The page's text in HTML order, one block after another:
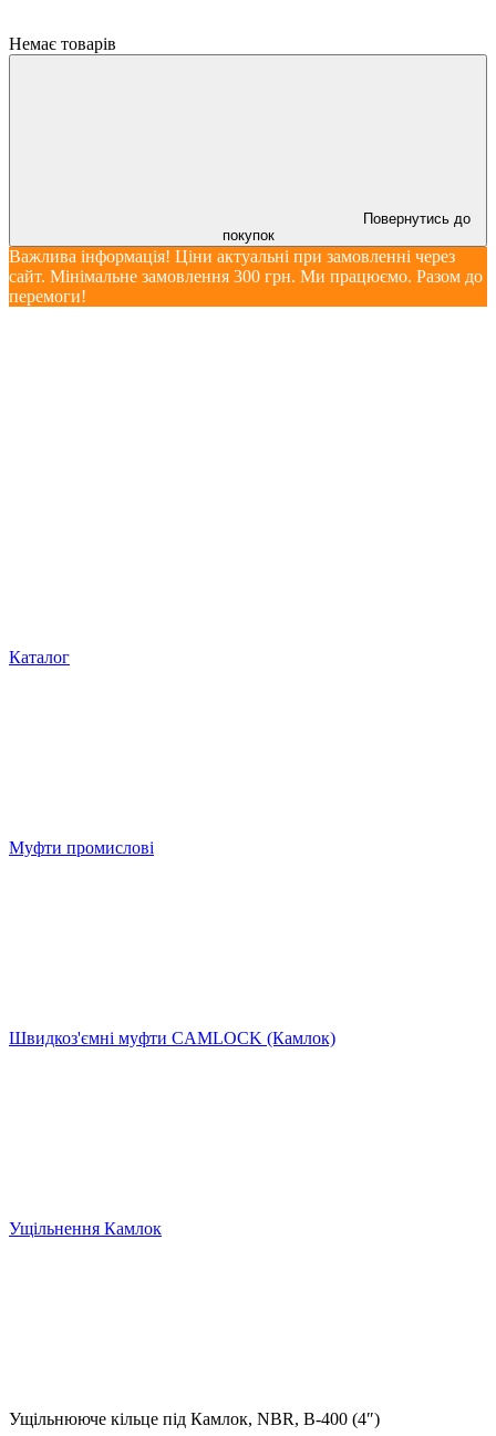
Немає товарів
Повернутись до
покупок
Важлива інформація! Ціни актуальні при замовленні через
сайт. Мінімальне замовлення 300 грн. Ми працюємо. Разом до
перемоги!
Каталог
Муфти промислові
Швидкоз'ємні муфти CAMLOCK (Камлок)
Ущільнення Камлок
Ущільнююче кільце під Камлок, NBR, B-400 (4″)